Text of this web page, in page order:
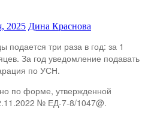
2025 Дина Краснова
три раза в год: за 1
За год уведомление подавать
по УСН.
по форме, утвержденной
№ ЕД-7-8/1047@.